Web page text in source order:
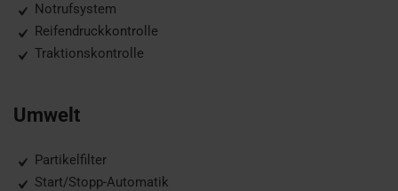
Notrufsystem
Reifendruckkontrolle
Traktionskontrolle
Umwelt
Partikelfilter
Start/Stopp-Automatik